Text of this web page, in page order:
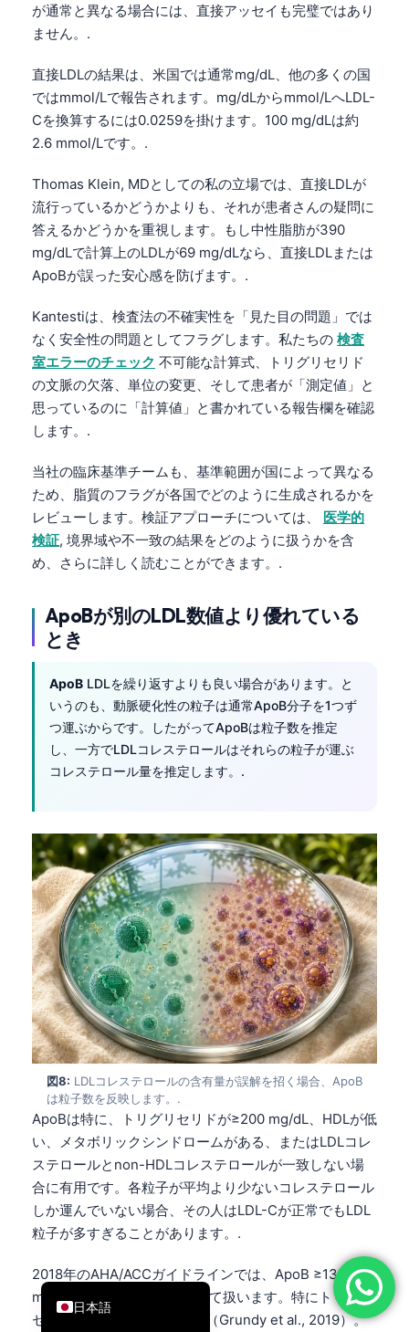
が通常と異なる場合には、直接アッセイも完璧ではあり
ません。.
直接LDLの結果は、米国では通常mg/dL、他の多くの国
ではmmol/Lで報告されます。mg/dLからmmol/LへLDL-
Cを換算するには0.0259を掛けます。100 mg/dLは約
2.6 mmol/Lです。.
Thomas Klein, MDとしての私の立場では、直接LDLが
流行っているかどうかよりも、それが患者さんの疑問に
答えるかどうかを重視します。もし中性脂肪が390
mg/dLで計算上のLDLが69 mg/dLなら、直接LDLまたは
ApoBが誤った安心感を防げます。.
Kantestiは、検査法の不確実性を「見た目の問題」では
なく安全性の問題としてフラグします。私たちの 検査
室エラーのチェック 不可能な計算式、トリグリセリド
の文脈の欠落、単位の変更、そして患者が「測定値」と
思っているのに「計算値」と書かれている報告欄を確認
します。.
当社の臨床基準チームも、基準範囲が国によって異なる
ため、脂質のフラグが各国でどのように生成されるかを
レビューします。検証アプローチについては、 医学的
検証, 境界域や不一致の結果をどのように扱うかを含
め、さらに詳しく読むことができます。.
ApoBが別のLDL数値より優れている
とき
ApoB LDLを繰り返すよりも良い場合があります。と
いうのも、動脈硬化性の粒子は通常ApoB分子を1つず
つ運ぶからです。したがってApoBは粒子数を推定
し、一方でLDLコレステロールはそれらの粒子が運ぶ
コレステロール量を推定します。.
図8: LDLコレステロールの含有量が誤解を招く場合、ApoB
は粒子数を反映します。.
ApoBは特に、トリグリセリドが≥200 mg/dL、HDLが低
い、メタボリックシンドロームがある、またはLDLコレ
ステロールとnon-HDLコレステロールが一致しない場
合に有用です。各粒子が平均より少ないコレステロール
しか運んでいない場合、その人はLDL-Cが正常でもLDL
粒子が多すぎることがあります。.
2018年のAHA/ACCガイドラインでは、ApoB ≥130
mg/dLをリスク増強因子として扱います。特にトリグリ
セリドが≥200 mg/dLの場合（Grundy et al., 2019）。
日本語
English
العربية
Français
עִבְרִית
Italiano
Español
Português
Ελληνικά
Türkçe
Română
简体中文
فارسی
Български
Dansk
Bahasa Indonesia
Հայերեն
Íslenska
Српски језик
Svenska
Bosanski
Čeština
ქართული
Русский
Lietuvių kalba
Polski
한국어
Slovenščina
Magyar
Shqip
বাংলা
اردو
मराठी
தமிழ்
ગુજરાતી
ಕನ್ನಡ
മലയാളം
Bahasa Melayu